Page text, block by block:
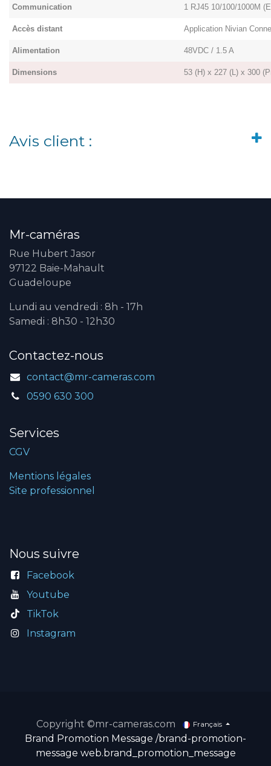
Communication 1 RJ45 10/100/1000M
Accès distant Application Nivian
Alimentation 48VDC / 1.5 A
Dimensions 53 (H) x 227 (L) x 300
Avis client :
Mr-caméras
Rue Hubert Jasor
97122 Baie-Mahault
Guadeloupe
Lundi au vendredi : 8h - 17h
Samedi : 8h30 - 12h30
Contactez-nous
contact@mr-cameras.com
0590 630 300
Services
CGV
Mentions légales
Site professionnel
Nous suivre
Facebook
Youtube
TikTok
Instagram
Copyright ©mr-cameras.com Français
Brand Promotion Message /brand-promotion-
message web.brand_promotion_message